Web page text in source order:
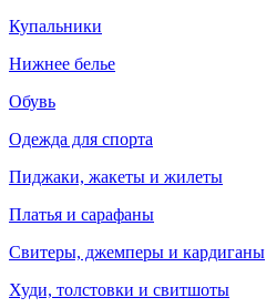
Купальники
Нижнее белье
Обувь
Одежда для спорта
Пиджаки, жакеты и жилеты
Платья и сарафаны
Свитеры, джемперы и кардиганы
Худи, толстовки и свитшоты